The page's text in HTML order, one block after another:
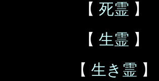
【 死霊 】
【 生霊 】
【 生き霊 】